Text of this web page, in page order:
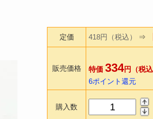
定価 418円（税込） ⇒
販売価格 特価 334円（税
6ポイント還元
購入数